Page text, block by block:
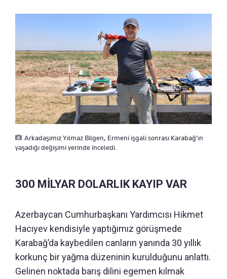
Arkadaşımız Yılmaz Bilgen, Ermeni işgali sonrası Karabağ’ın
yaşadığı değişimi yerinde inceledi.
300 MİLYAR DOLARLIK KAYIP VAR
Azerbaycan Cumhurbaşkanı Yardımcısı Hikmet
Hacıyev kendisiyle yaptığımız görüşmede
Karabağ’da kaybedilen canların yanında 30 yıllık
korkunç bir yağma düzeninin kurulduğunu anlattı.
Gelinen noktada barış dilini egemen kılmak